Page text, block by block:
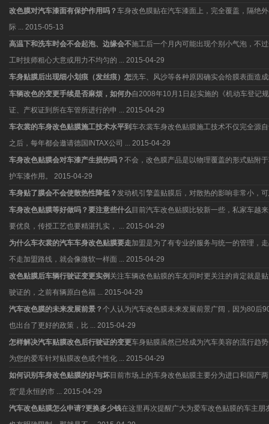
改色膜对汽车漆面有保护作用吗？车身改色膜贴在汽车漆面上，完全覆盖，隔绝
际 ... 2015-05-13
高温下和洗车时会不会起泡、边缘会不施工后一个月内可能出现个别小气泡，不
工时技师粗心大意或用力不均匀的 ... 2015-04-29
车身贴膜后出现细小划痕（发丝痕）怎洗车、风沙等各种原因确实会给膜表面造
车辆改色的变更手续是否麻烦，如何办自2008年10月1日起实施的《机动车登记
证、产权证到所在车管所进行的申 ... 2015-04-29
车衣裳的车身改色贴膜施工技术水平到 车衣裳车身改色贴膜施工技术不仅完全源
之后，每年都会邀请德国INTAX公司 ... 2015-04-29
车身改色贴膜会对车漆产生损伤吗？不会，改色膜产品是以物理覆盖的形式贴附
护车漆作用。
2015-04-29
车身贴了膜会不会使散热性降低？发动机引擎盖贴膜后，对散热的影响非常小，
车身改色贴膜等好做吗？要注意些什么目前汽车改色贴膜比较新一些，私家车越
要优良，传授工艺也要精湛扎实， ... 2015-04-29
为什么车衣裳的汽车车身改色贴膜要走加盟是为了有专业的服务与统一的管理，
不走加盟路线，就会像微软一样面 ... 2015-04-29
改色贴膜后车辆行驶证变更实例 关注车辆改色贴膜的车友同时更关注的肯定就是
驶证的，之前有辆原白色福 ... 2015-04-29
汽车改色膜的未来发展前景？个人认为汽车改色膜未来发展前景广阔，因为80后
也出台了更好的政策，比 ... 2015-04-29
怎样解决汽车贴膜改色后行驶证的变更车身贴膜虽然已经成为汽车美容的流行趋
为您的爱车针对贴膜改色或个性化 ... 2015-04-29
如何识别车身改色贴膜的好与坏目前市场上的车身改色贴膜主要分为进口和国产
货”是永恒的市 ... 2015-04-29
汽车改色贴膜怎么申请?更换多少钱在这里再次提醒广大为爱车改色贴膜的车主